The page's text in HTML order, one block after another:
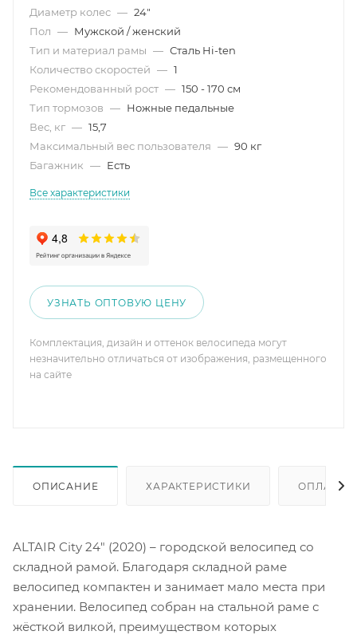
Диаметр колес — 24"
Пол — Мужской / женский
Тип и материал рамы — Сталь Hi-ten
Количество скоростей — 1
Рекомендованный рост — 150 - 170 см
Тип тормозов — Ножные педальные
Вес, кг — 15,7
Максимальный вес пользователя — 90 кг
Багажник — Есть
Все характеристики
УЗНАТЬ ОПТОВУЮ ЦЕНУ
Комплектация, дизайн и оттенок велосипеда могут
незначительно отличаться от изображения, размещенного
на сайте
ОПИСАНИЕ ХАРАКТЕРИСТИКИ ОПЛАТА
ALTAIR City 24" (2020) – городской велосипед со
складной рамой. Благодаря складной раме
велосипед компактен и занимает мало места при
хранении. Велосипед собран на стальной раме с
жёсткой вилкой, преимуществом которых